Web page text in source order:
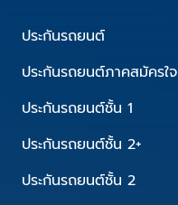
ประกันรถยนต์
ประกันรถยนต์ภาคสมัครใจ
ประกันรถยนต์ชั้น 1
ประกันรถยนต์ชั้น 2+
ประกันรถยนต์ชั้น 2